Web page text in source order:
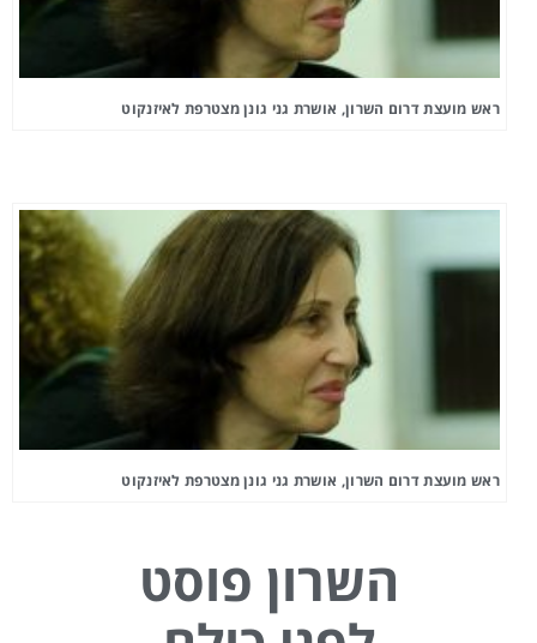
ראש מועצת דרום השרון, אושרת גני גונן מצטרפת לאיזנקוט
ראש מועצת דרום השרון, אושרת גני גונן מצטרפת לאיזנקוט
השרון פוסט